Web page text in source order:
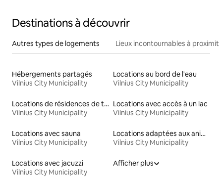
Destinations à découvrir
Autres types de logements Lieux incontournables à
Hébergements partagés
Vilnius City Municipality
Locations au bord de l'eau
Vilnius City Municipality
Locations de résidences de tourisme
Vilnius City Municipality
Locations avec accès à un lac
Vilnius City Municipality
Locations avec sauna
Vilnius City Municipality
Locations adaptées aux animaux
Vilnius City Municipality
Locations avec jacuzzi
Vilnius City Municipality
Afficher plus